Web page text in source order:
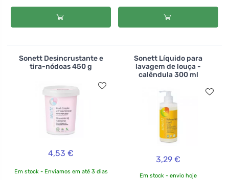
Sonett Desincrustante e
tira-nódoas 450 g
4,53 €
Em stock - Enviamos em até 3 dias
Sonett Líquido para
lavagem de louça -
calêndula 300 ml
3,29 €
Em stock - envio hoje